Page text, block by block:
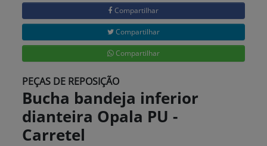
Compartilhar
Compartilhar
Compartilhar
PEÇAS DE REPOSIÇÃO
Bucha bandeja inferior
dianteira Opala PU -
Carretel